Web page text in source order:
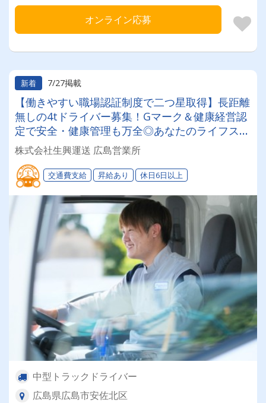
オンライン応募
新着 7/27掲載
【働きやすい職場認証制度で二つ星取得】長距離
無しの4tドライバー募集！Gマーク＆健康経営認
定で安全・健康管理も万全◎あなたのライフステ
ージに合わせて「選べる働き方」が魅力の安定企
業！
株式会社生興運送 広島営業所
交通費支給 昇給あり 休日6日以上
中型トラックドライバー
広島県広島市安佐北区